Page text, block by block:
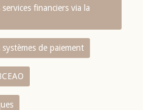
financiers via la
de paiement